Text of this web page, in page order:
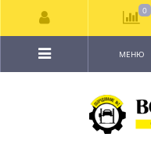
МЕНЮ
0